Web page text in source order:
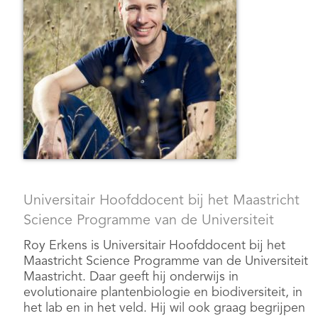
Universitair Hoofddocent bij het Maastricht
Science Programme van de Universiteit
Roy Erkens is Universitair Hoofddocent bij het
Maastricht Science Programme van de Universiteit
Maastricht. Daar geeft hij onderwijs in
evolutionaire plantenbiologie en biodiversiteit, in
het lab en in het veld. Hij wil ook graag begrijpen